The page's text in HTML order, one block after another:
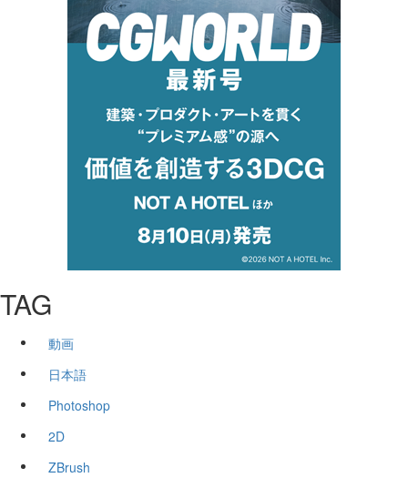
TAG
動画
日本語
Photoshop
2D
ZBrush